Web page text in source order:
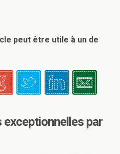
peut être utile à un de
par